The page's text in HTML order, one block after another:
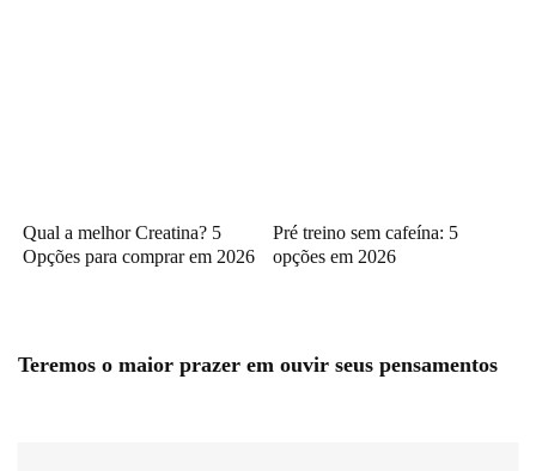
Qual a melhor Creatina? 5
Opções para comprar em 2026
Pré treino sem cafeína: 5
opções em 2026
Teremos o maior prazer em ouvir seus pensamentos